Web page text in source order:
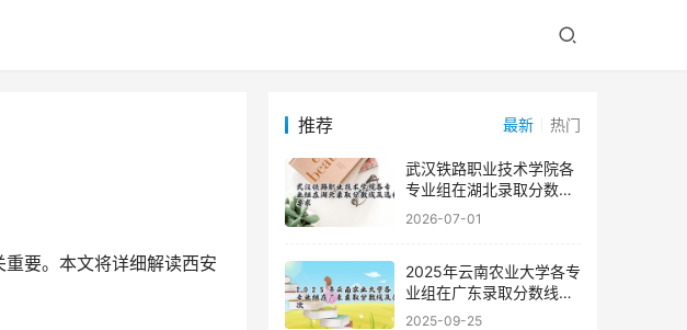
推荐 最新 热门
武汉铁路职业技术学院各
专业组在湖北录取分数线
及选科要求
2026-07-01
2025年云南农业大学各专
业组在广东录取分数线及
位次
2025-09-25